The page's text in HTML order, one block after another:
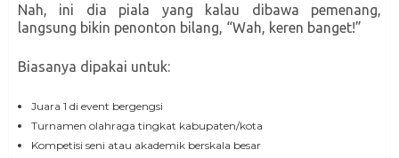
Nah, ini dia piala yang kalau dibawa pemenang,
langsung bikin penonton bilang, “Wah, keren banget!”
Biasanya dipakai untuk:
Juara 1 di event bergengsi
Turnamen olahraga tingkat kabupaten/kota
Kompetisi seni atau akademik berskala besar